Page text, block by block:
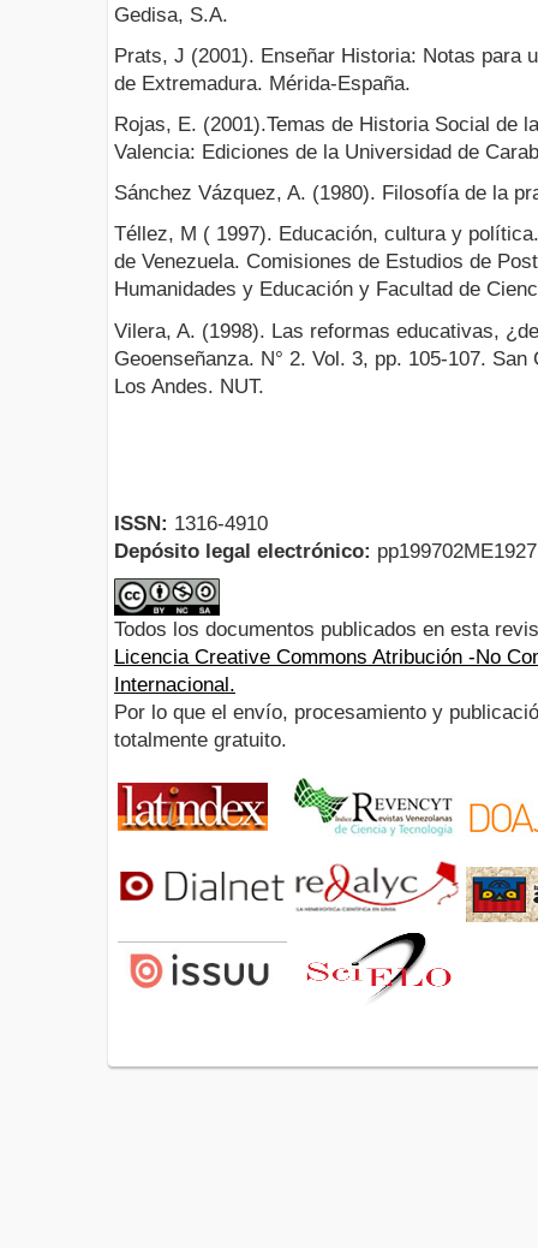
Gedisa, S.A.
Prats, J (2001). Enseñar Historia: Notas para
de Extremadura. Mérida-España.
Rojas, E. (2001).Temas de Historia Social de
Valencia: Ediciones de la Universidad de
Sánchez Vázquez, A. (1980). Filosofía de la
Téllez, M ( 1997). Educación, cultura y
de Venezuela. Comisiones de Estudios de
Humanidades y Educación y Facultad de
Vilera, A. (1998). Las reformas educativas,
Geoenseñanza. N° 2. Vol. 3, pp. 105-107.
Los Andes. NUT.
ISSN: 1316-4910
Depósito legal electrónico:
Todos los documentos publicados en esta
Licencia Creative Commons Atribución -No
Internacional.
Por lo que el envío, procesamiento y
totalmente gratuito.